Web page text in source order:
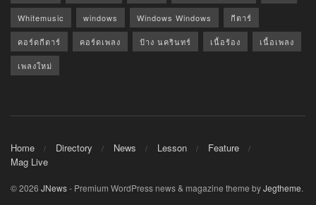
Whitemusic windows Windows Windows กีตาร์
คอร์ดกีตาร์ คอร์ดเพลง ป้าง นครินทร์ เนื้อร้อง เนื้อเพลง
เพลงใหม่
Home Directory News Lesson
Feature
Mag Live
© 2026 JNews- Premium WordPress news & magazine theme byJegtheme.